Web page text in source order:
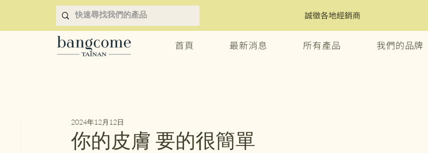
誠徵各地經銷商
首頁 最新消息 所有產品 我們的品牌
你的皮膚 要的很簡單
2024年12月12日